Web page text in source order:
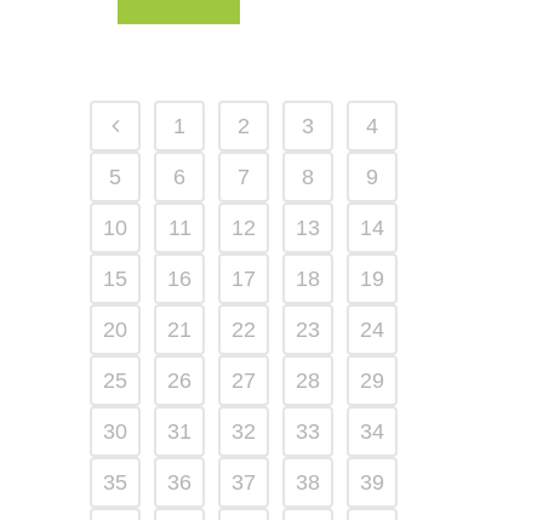
1 2 3 4
5 6 7 8 9
10 11 12 13 14
15 16 17 18 19
20 21 22 23 24
25 26 27 28 29
30 31 32 33 34
35 36 37 38 39